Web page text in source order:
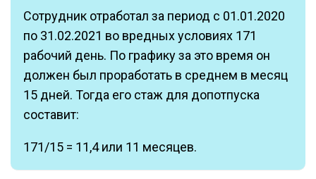
Сотрудник отработал за период с 01.01.2020
по 31.02.2021 во вредных условиях 171
рабочий день. По графику за это время он
должен был проработать в среднем в месяц
15 дней. Тогда его стаж для допотпуска
составит:
171/15 = 11,4 или 11 месяцев.